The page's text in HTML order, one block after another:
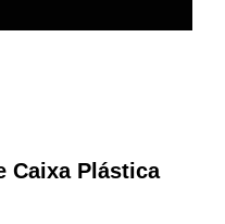
Caixa Plástica